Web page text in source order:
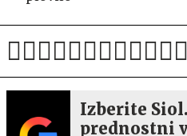
Izberite
prednostni